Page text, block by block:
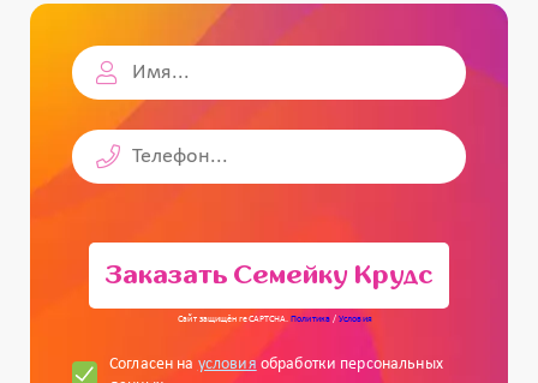
Заказать Семейку Крудс
Сайт защищён reCAPTCHA. Политика/Условия
Согласен на условия обработки персональных